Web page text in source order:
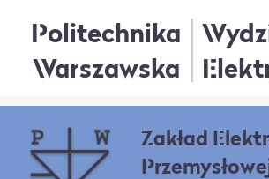
Politechnika
Warszawska
Zakład